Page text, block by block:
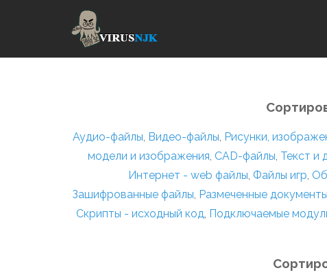
Аудио-файлы, Видео-файлы, Рисунки,
модели и изображения, CAD-файлы, Текст и
Интернет - web файлы, Файлы игр,
Зашифрованные файлы, Размеченные документы
Скрипты - исходный код, Подключаемые